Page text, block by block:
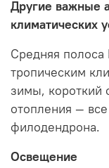
Другие важные
климатических
Средняя полоса
тропическим
зимы, короткий
отопления —
филодендрона.
Освещение